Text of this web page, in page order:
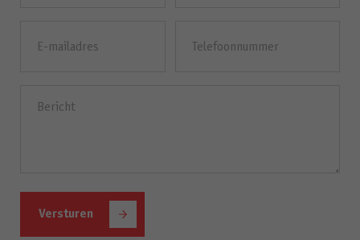
mailadres
(Vereist)